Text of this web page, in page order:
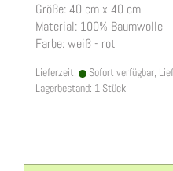
Größe: 40 cm x 40 cm
Material: 100% Baumwolle
Farbe: weiß - rot
Lieferzeit:
Sofort verfügbar,
Lagerbestand: 1 Stück